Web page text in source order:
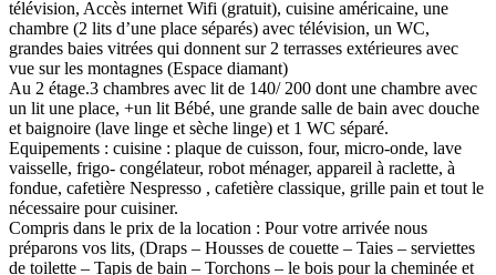
télévision, Accès internet Wifi (gratuit), cuisine américaine, une
chambre (2 lits d’une place séparés) avec télévision, un WC,
grandes baies vitrées qui donnent sur 2 terrasses extérieures avec
vue sur les montagnes (Espace diamant)
Au 2 étage.3 chambres avec lit de 140/ 200 dont une chambre avec
un lit une place, +un lit Bébé, une grande salle de bain avec douche
et baignoire (lave linge et sèche linge) et 1 WC séparé.
Equipements : cuisine : plaque de cuisson, four, micro-onde, lave
vaisselle, frigo- congélateur, robot ménager, appareil à raclette, à
fondue, cafetière Nespresso , cafetière classique, grille pain et tout le
nécessaire pour cuisiner.
Compris dans le prix de la location : Pour votre arrivée nous
préparons vos lits, (Draps – Housses de couette – Taies – serviettes
de toilette – Tapis de bain – Torchons – le bois pour la cheminée et